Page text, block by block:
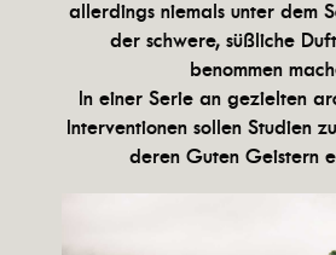
allerdings niemals unter dem
der schwere, süßliche
benommen
In einer Serie an gezielten
Interventionen sollen Studien
deren Guten Geistern